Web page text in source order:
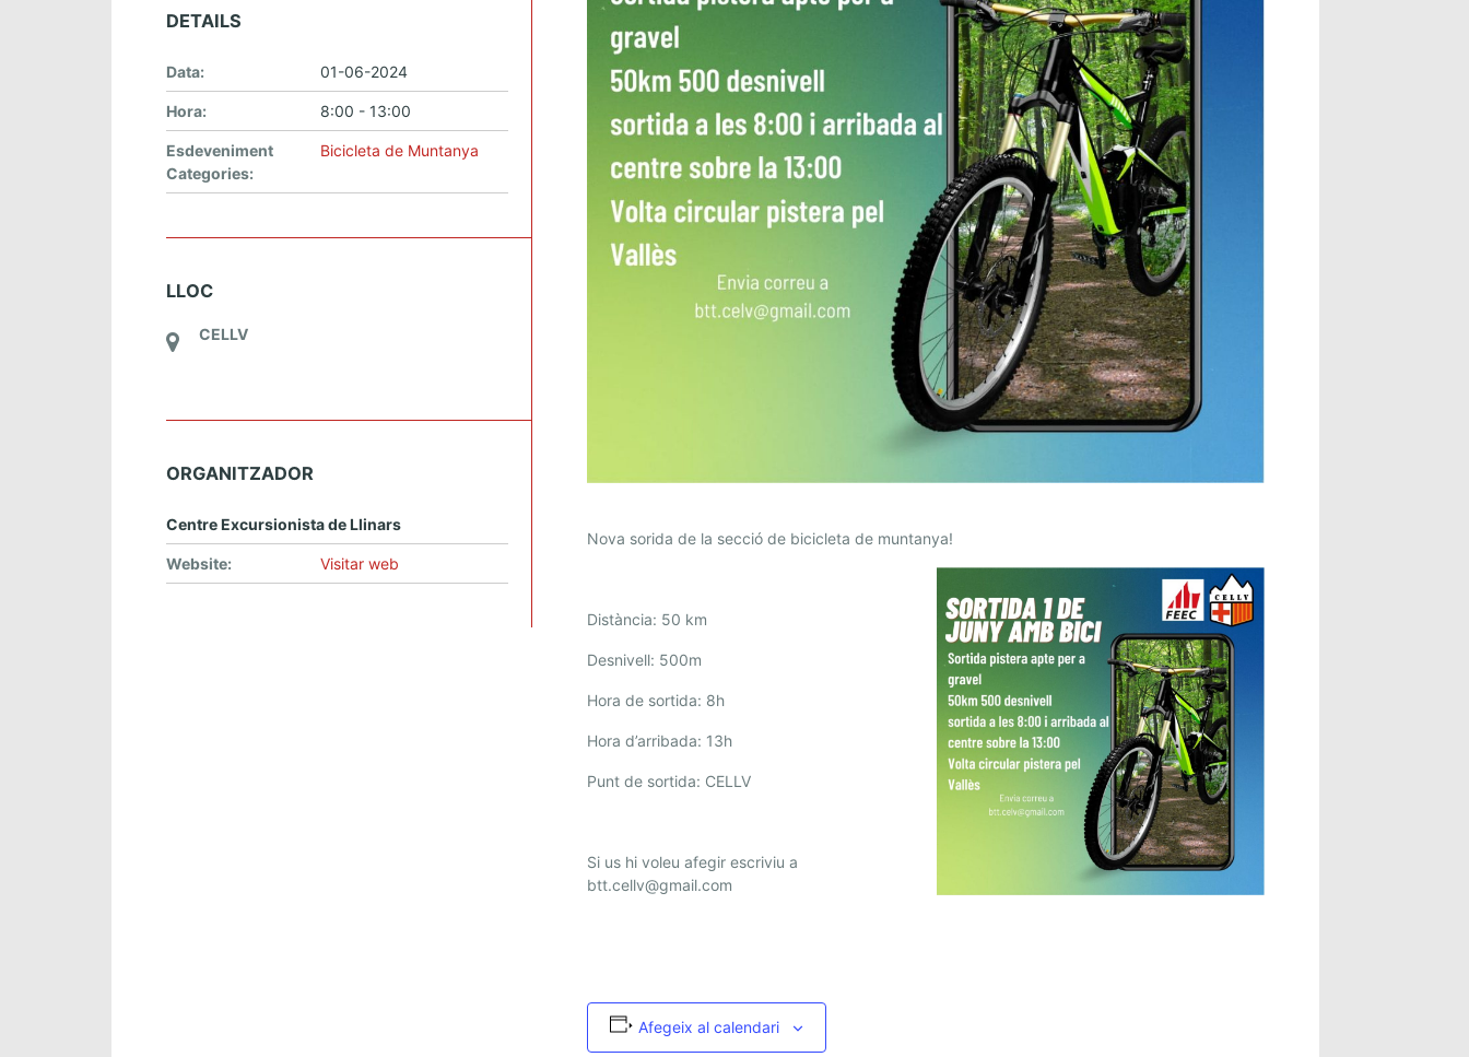
Nova sorida de la secció de bicicleta de muntanya!
Distància: 50 km
Desnivell: 500m
Hora de sortida: 8h
Hora d’arribada: 13h
Punt de sortida: CELLV
Si us hi voleu afegir escriviu a
btt.cellv@gmail.com
Afegeix al calendari
DETAILS
Data: 01-06-2024
Hora: 8:00 - 13:00
Esdeveniment
Categories:
Bicicleta de Muntanya
LLOC
CELLV
ORGANITZADOR
Centre Excursionista de Llinars
Website: Visitar web